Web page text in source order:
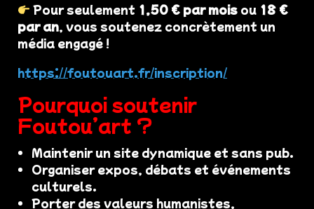
Pour seulement 1,50 € par mois ou 18 €
par an, vous soutenez concrètement un
média engagé !
https://foutouart.fr/inscription/
Pourquoi soutenir
Foutou’art ?
Maintenir un site dynamique et sans pub.
Organiser expos, débats et événements
culturels.
Porter des valeurs humanistes,